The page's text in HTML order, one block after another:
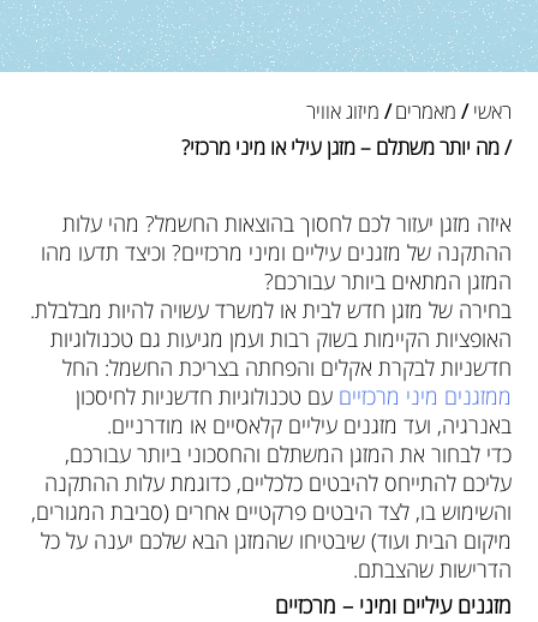
ראשי / מאמרים/ מיזוג אוויר
/ מה יותר משתלם – מזגן עילי או מיני מרכזי?
איזה מזגן יעזור לכם לחסוך בהוצאות החשמל? מהי עלות
ההתקנה של מזגנים עיליים ומיני מרכזיים? וכיצד תדעו מהו
המזגן המתאים ביותר עבורכם?
בחירה של מזגן חדש לבית או למשרד עשויה להיות מבלבלת.
האופציות הקיימות בשוק רבות ועמן מגיעות גם טכנולוגיות
חדשניות לבקרת אקלים והפחתה בצריכת החשמל: החל
ממזגנים מיני מרכזיים עם טכנולוגיות חדשניות לחיסכון
באנרגיה, ועד מזגנים עיליים קלאסיים או מודרניים.
כדי לבחור את המזגן המשתלם והחסכוני ביותר עבורכם,
עליכם להתייחס להיבטים כלכליים, כדוגמת עלות ההתקנה
והשימוש בו, לצד היבטים פרקטיים אחרים (סביבת המגורים,
מיקום הבית ועוד) שיבטיחו שהמזגן הבא שלכם יענה על כל
הדרישות שהצבתם.
מזגנים עיליים ומיני – מרכזיים